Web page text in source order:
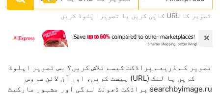
تصویر کا URL کاپی کریں یا تصویر اپلوڈ کریں
×
تصویر کے ذریعے پراڈکٹ کیسے تلاش کریں؟ بس تصویر اپلوڈ
کریں یا لنک (URL) پیسٹ کریں، اور آن لائن سروس
searchbyimage.ru پراڈکٹ ڈھونڈ لے گی اور مشہور مارکیٹ